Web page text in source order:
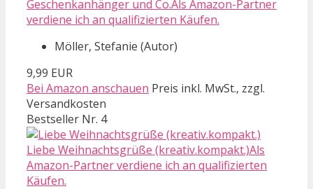
Geschenkanhänger und Co.Als Amazon-Partner
verdiene ich an qualifizierten Käufen.
Möller, Stefanie (Autor)
9,99 EUR
Bei Amazon anschauen Preis inkl. MwSt., zzgl.
Versandkosten
Bestseller Nr. 4
Liebe Weihnachtsgrüße (kreativ.kompakt.)Als
Amazon-Partner verdiene ich an qualifizierten
Käufen.